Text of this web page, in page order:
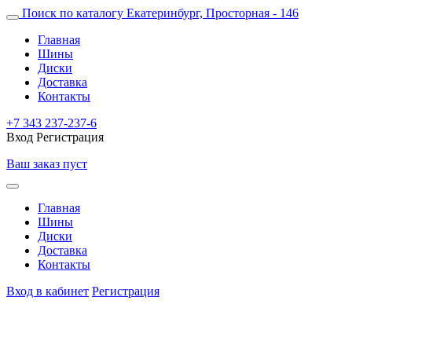
Поиск по каталогу Екатеринбург, Просторная - 146
Главная
Шины
Диски
Доставка
Контакты
+7 343 237-237-6
Вход Регистрация
Ваш заказ пуст
Главная
Шины
Диски
Доставка
Контакты
Вход в кабинет Регистрация